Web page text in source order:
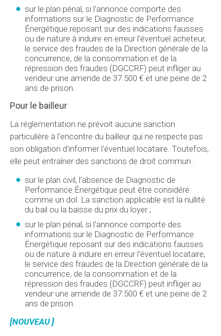
sur le plan pénal, si l'annonce comporte des
informations sur le Diagnostic de Performance
Énergétique reposant sur des indications fausses
ou de nature à induire en erreur l'éventuel acheteur,
le service des fraudes de la Direction générale de la
concurrence, de la consommation et de la
répression des fraudes (DGCCRF) peut infliger au
vendeur une amende de 37.500 € et une peine de 2
ans de prison.
Pour le bailleur
La réglementation ne prévoit aucune sanction
particulière à l'encontre du bailleur qui ne respecte pas
son obligation d'informer l'éventuel locataire. Toutefois,
elle peut entraîner des sanctions de droit commun :
sur le plan civil, l'absence de Diagnostic de
Performance Énergétique peut être considéré
comme un dol. La sanction applicable est la nullité
du bail ou la baisse du prix du loyer ;
sur le plan pénal, si l'annonce comporte des
informations sur le Diagnostic de Performance
Énergétique reposant sur des indications fausses
ou de nature à induire en erreur l'éventuel locataire,
le service des fraudes de la Direction générale de la
concurrence, de la consommation et de la
répression des fraudes (DGCCRF) peut infliger au
vendeur une amende de 37.500 € et une peine de 2
ans de prison.
[NOUVEAU ]